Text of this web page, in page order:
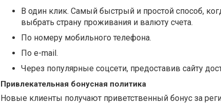
В один клик. Самый быстрый и простой способ,
выбрать страну проживания и валюту счета.
По номеру мобильного телефона.
По e-mail.
Через популярные соцсети, предоставив сайту
Привлекательная бонусная политика
Новые клиенты получают приветственный бонус за